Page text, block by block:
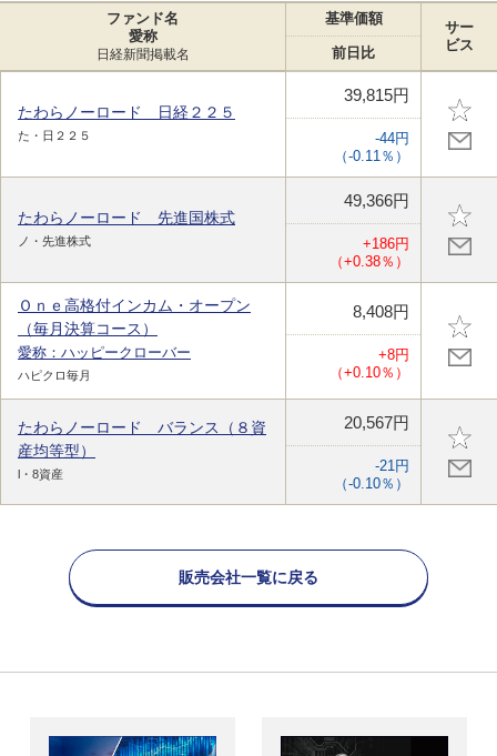
ファンド名
愛称
日経新聞掲載名
基準価額
サー
ビス
前日比
たわらノーロード 日経２２５
た・日２２５
39,815円
-44円
（-0.11％）
たわらノーロード 先進国株式
ノ・先進株式
49,366円
+186円
（+0.38％）
Ｏｎｅ高格付インカム・オープン
（毎月決算コース）
愛称：ハッピークローバー
ハピクロ毎月
8,408円
+8円
（+0.10％）
たわらノーロード バランス（８資
産均等型）
l・8資産
20,567円
-21円
（-0.10％）
販売会社一覧に戻る